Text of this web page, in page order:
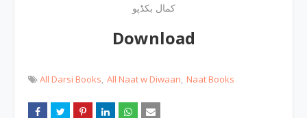
کمال بکڈپو
Download
All Darsi Books All Naat w Diwaan Naat Books